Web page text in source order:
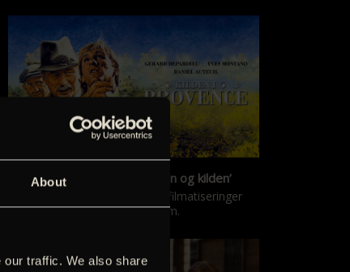
About
traffic. We also share
‘Kilden i Provence’ & ‘Manon og kilden’
De klassiske Marcel Pagnol-filmatiseringer
er tilbage i nyrestaureret form.